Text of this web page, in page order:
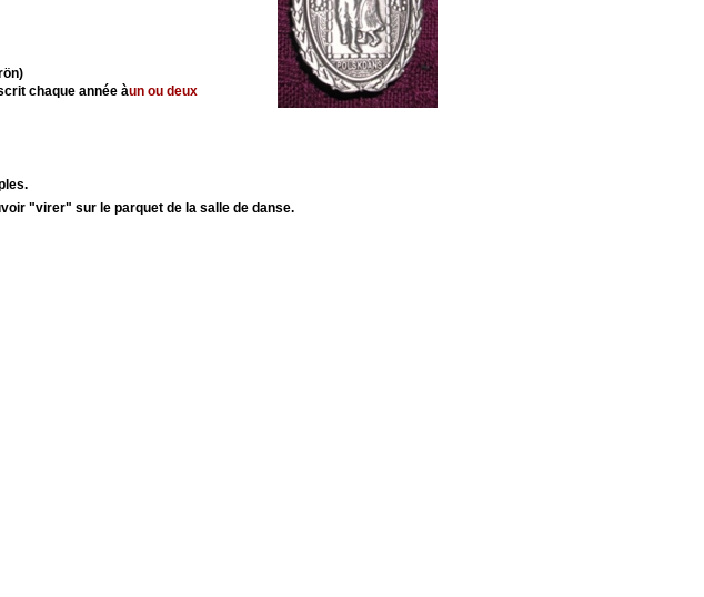
chaque année àun ou deux
"virer" sur le parquet de la salle de danse.